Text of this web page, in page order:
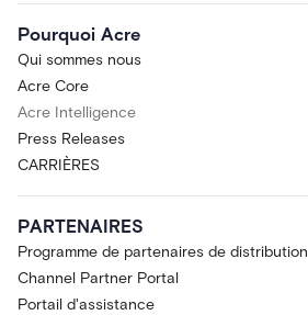
Pourquoi Acre
Qui sommes nous
Acre Core
Acre Intelligence
Press Releases
CARRIÈRES
PARTENAIRES
Programme de partenaires de distribution
Channel Partner Portal
Portail d'assistance